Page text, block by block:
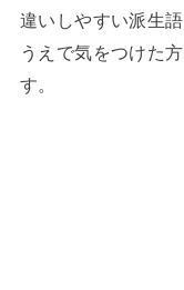
違いしやすい派生
うえで気をつけた
す。